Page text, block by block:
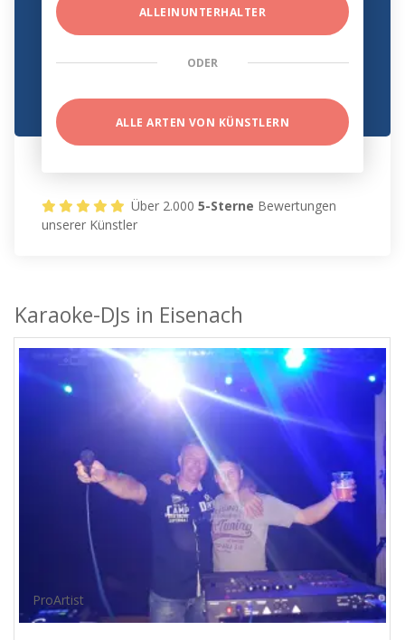
ALLEINUNTERHALTER
ODER
ALLE ARTEN VON KÜNSTLERN
Über 2.0005-Sterne Bewertungen
unserer Künstler
Karaoke-DJs in Eisenach
ProArtist